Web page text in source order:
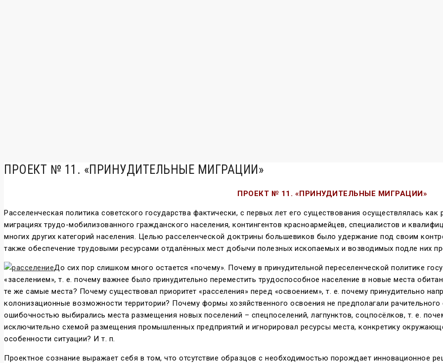
ПРОЕКТ № 11. «ПРИНУДИТЕЛЬНЫЕ МИГРАЦИИ»
ПРОЕКТ № 11. «ПРИНУДИТЕЛЬНЫЕ МИГРАЦИИ»
Расселенческая политика советского государства фактически, с первых лет его существования осуществлялась
миграциях трудо-мобилизованного гражданского населения, контингентов красноармейцев, специалистов и
многих других категорий населения. Целью расселенческой доктрины большевиков было удержание под своим
также обеспечение трудовыми ресурсами отдалённых мест добычи полезных ископаемых и возводимых подле них
До сих пор слишком много остается «почему». Почему в принудительной переселенческой политике
«заселением», т. е. почему важнее было принудительно переместить трудоспособное население в новые места
те же самые места? Почему существовал приоритет «расселения» перед «освоением», т. е. почему принудительно
колонизационные возможности территории? Почему формы хозяйственного освоения не предполагали
ошибочностью выбирались места размещения новых поселений – спецпоселений, лагпунктов, соцпосёлков, т. е.
исключительно схемой размещения промышленных предприятий и игнорировал ресурсы места, конкретику
особенности ситуации? И т. п.
Проектное сознание выражает себя в том, что отсутствие образцов с необходимостью порождает инновационное